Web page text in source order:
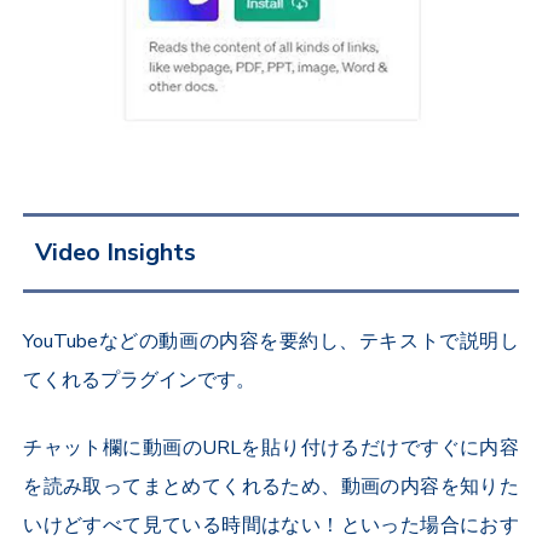
Video Insights
YouTubeなどの動画の内容を要約し、テキストで説明し
てくれるプラグインです。
チャット欄に動画のURLを貼り付けるだけですぐに内容
を読み取ってまとめてくれるため、動画の内容を知りた
いけどすべて見ている時間はない！といった場合におす